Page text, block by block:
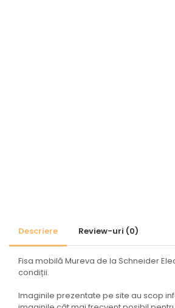
Paratrasnet și Protecție la Trăsnet
Catarge
Montaj Lateral Catarg
Paratrăsnete ESE — PDA
Descriere Review-uri (0)
Fisa mobilă Mureva de la Schneider
condiții.
Imaginile prezentate pe site au scop